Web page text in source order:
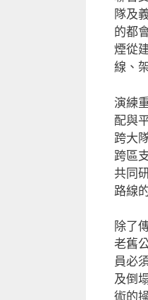
隊及
的都
煙從
線、
演練
配與
跨大
跨區
共同
路線
除了
老舊
員必
及倒
術的